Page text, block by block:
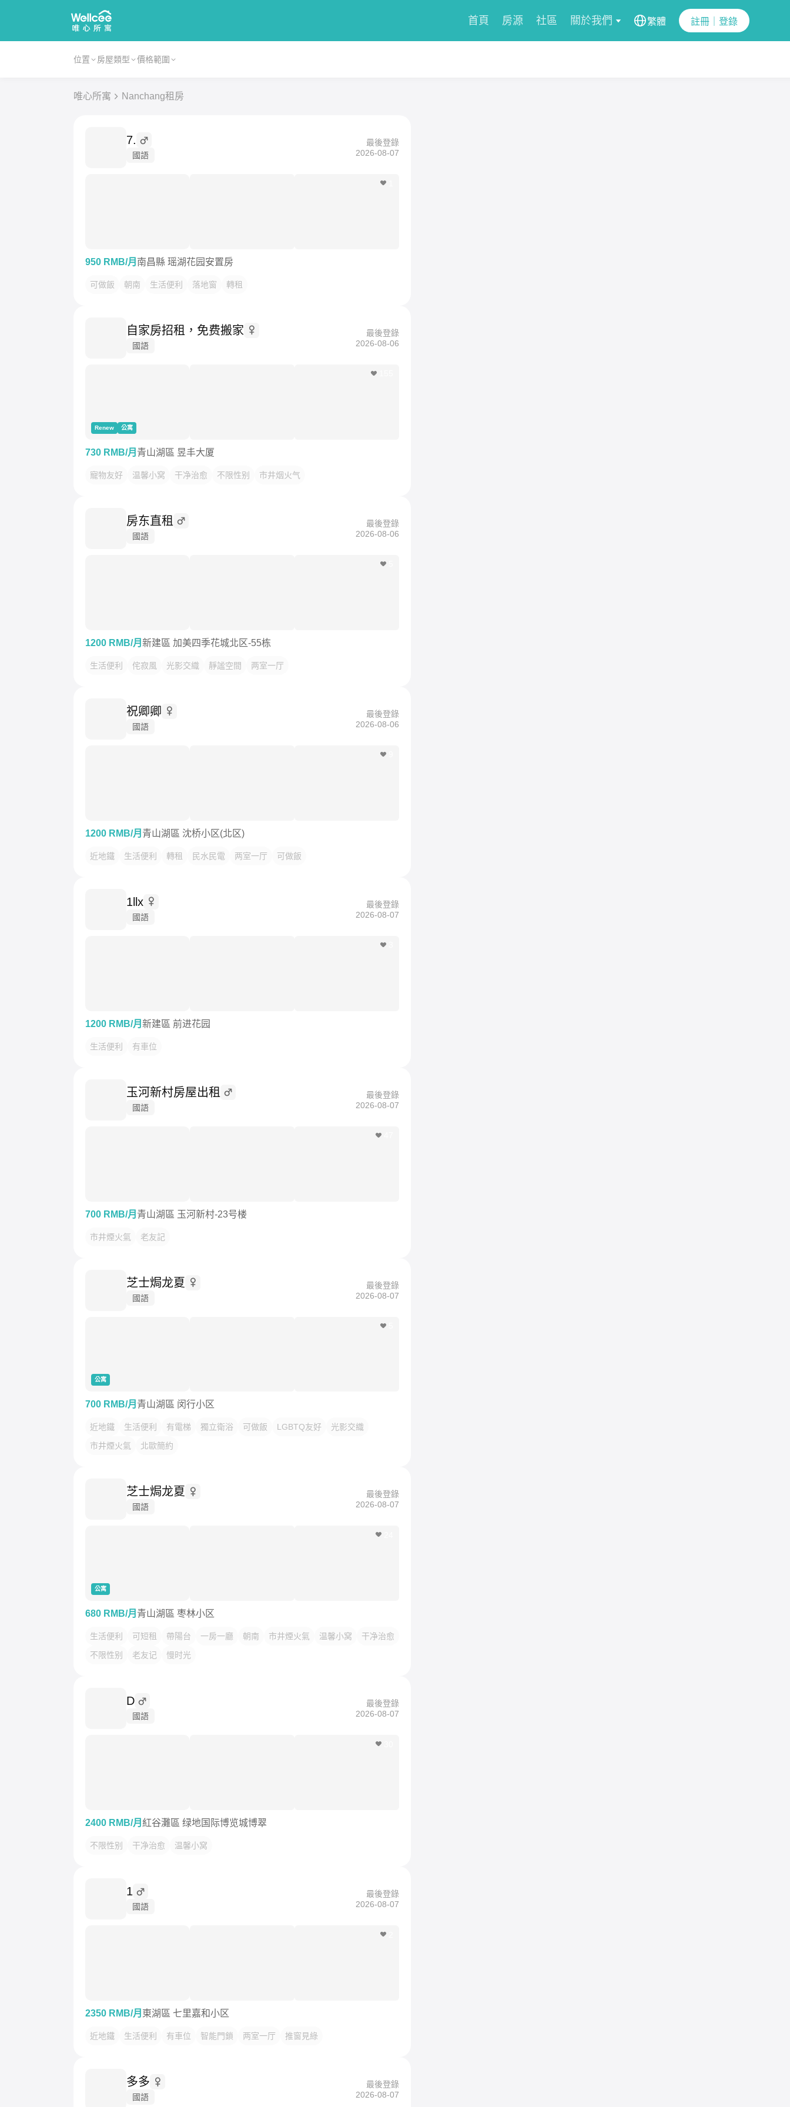
首頁 房源 社區 關於我們 繁體 註冊｜登錄
位置 房屋類型 價格範圍
唯心所寓 Nanchang租房
7.
國語
最後登錄
2026-08-07
950 RMB/月 南昌縣 瑶湖花园安置房
可做飯 朝南 生活便利 落地窗 轉租
自家房招租，免费搬家
國語
最後登錄
2026-08-06
Renew 公寓
730 RMB/月 青山湖區 昱丰大厦
寵物友好 温馨小窝 干净治愈 不限性别 市井烟火气
房东直租
國語
最後登錄
2026-08-06
1200 RMB/月 新建區 加美四季花城北区-55栋
生活便利 侘寂風 光影交織 靜謐空間 两室一厅
祝卿卿
國語
最後登錄
2026-08-06
1200 RMB/月 青山湖區 沈桥小区(北区)
近地鐵 生活便利 轉租 民水民電 两室一厅 可做飯
1llx
國語
最後登錄
2026-08-07
1200 RMB/月 新建區 前进花园
生活便利 有車位
玉河新村房屋出租
國語
最後登錄
2026-08-07
700 RMB/月 青山湖區 玉河新村-23号楼
市井煙火氣 老友記
芝士焗龙夏
國語
最後登錄
2026-08-07
公寓
700 RMB/月 青山湖區 闵行小区
近地鐵 生活便利 有電梯 獨立衛浴 可做飯 LGBTQ友好
光影交織
市井煙火氣
北歐簡約
芝士焗龙夏
國語
最後登錄
2026-08-07
公寓
680 RMB/月 青山湖區 枣林小区
生活便利 可短租 帶陽台 一房一廳 朝南 市井煙火氣 温馨小窝
干净治愈
不限性别
老友记 慢时光
D
國語
最後登錄
2026-08-07
2400 RMB/月 紅谷灘區 绿地国际博览城博翠
不限性别 干净治愈 温馨小窝
1
國語
最後登錄
2026-08-07
2350 RMB/月 東湖區 七里嘉和小区
近地鐵 生活便利 有車位 智能門鎖 两室一厅 推窗見綠
多多
國語
最後登錄
2026-08-07